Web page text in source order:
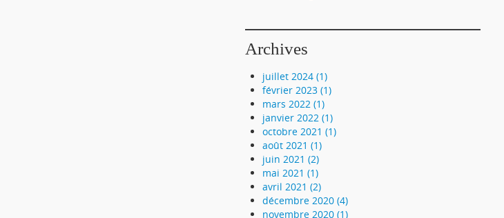
Archives
juillet 2024 (1)
février 2023 (1)
mars 2022 (1)
janvier 2022 (1)
octobre 2021 (1)
août 2021 (1)
juin 2021 (2)
mai 2021 (1)
avril 2021 (2)
décembre 2020 (4)
novembre 2020 (1)